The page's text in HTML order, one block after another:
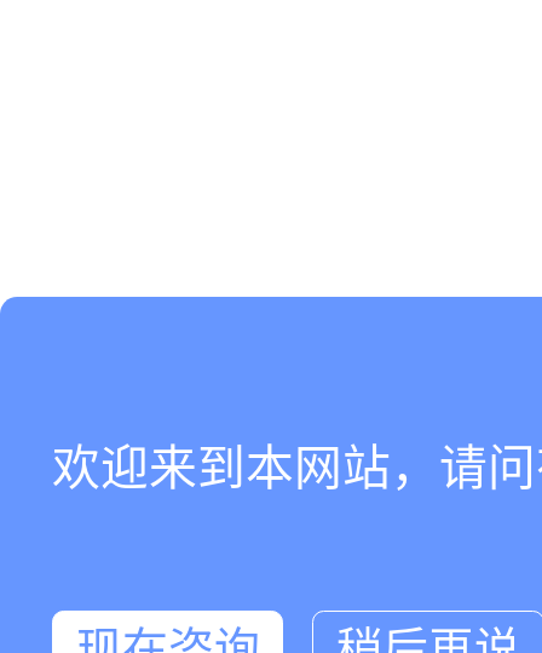
欢迎来到本网站，请